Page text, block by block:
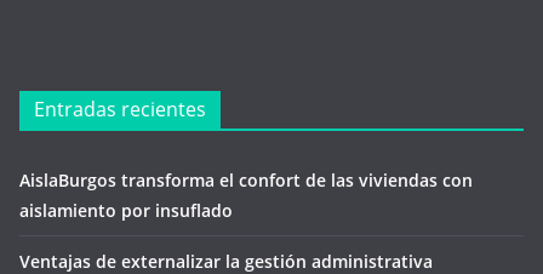
Entradas recientes
AislaBurgos transforma el confort de las viviendas con
aislamiento por insuflado
Ventajas de externalizar la gestión administrativa